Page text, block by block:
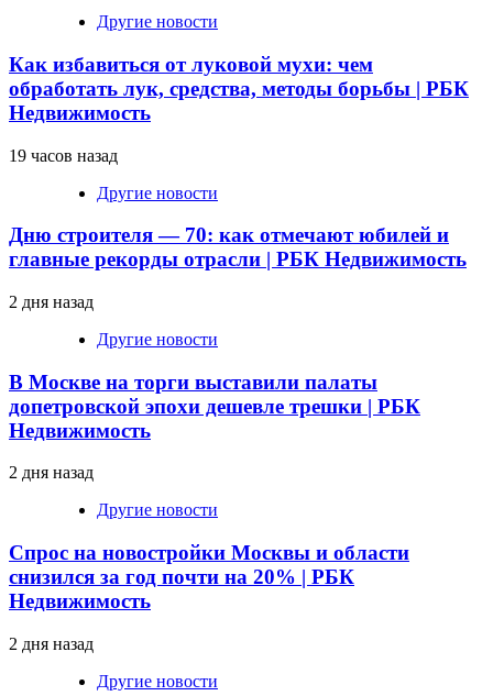
Другие новости
Как избавиться от луковой мухи: чем
обработать лук, средства, методы борьбы | РБК
Недвижимость
19 часов назад
Другие новости
Дню строителя — 70: как отмечают юбилей и
главные рекорды отрасли | РБК Недвижимость
2 дня назад
Другие новости
В Москве на торги выставили палаты
допетровской эпохи дешевле трешки | РБК
Недвижимость
2 дня назад
Другие новости
Спрос на новостройки Москвы и области
снизился за год почти на 20% | РБК
Недвижимость
2 дня назад
Другие новости